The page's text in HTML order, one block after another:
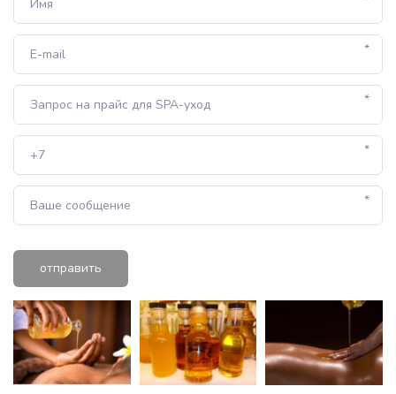
*
*
*
*
отправить